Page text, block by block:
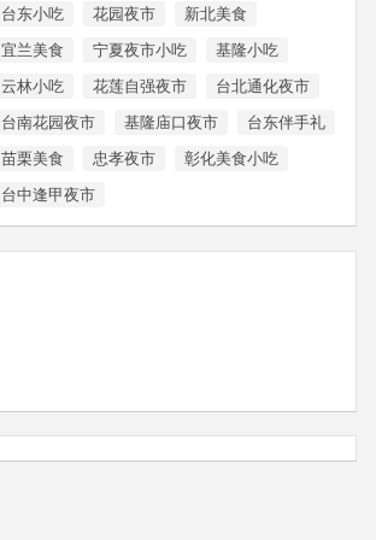
台东小吃 花园夜市
新北美食
宜兰美食
宁夏夜市小吃
基隆小吃
云林小吃
花莲自强夜市
台北通化夜市
台南花园夜市
基隆庙口夜市
台东伴手礼
苗栗美食
忠孝夜市
彰化美食小吃
台中逢甲夜市